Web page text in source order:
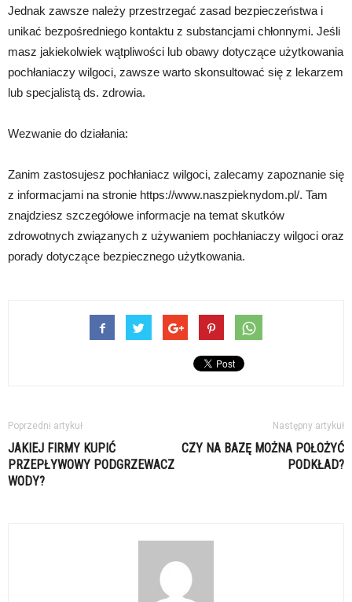
Jednak zawsze należy przestrzegać zasad bezpieczeństwa i
unikać bezpośredniego kontaktu z substancjami chłonnymi. Jeśli
masz jakiekolwiek wątpliwości lub obawy dotyczące użytkowania
pochłaniaczy wilgoci, zawsze warto skonsultować się z lekarzem
lub specjalistą ds. zdrowia.
Wezwanie do działania:
Zanim zastosujesz pochłaniacz wilgoci, zalecamy zapoznanie się
z informacjami na stronie https://www.naszpieknydom.pl/. Tam
znajdziesz szczegółowe informacje na temat skutków
zdrowotnych związanych z używaniem pochłaniaczy wilgoci oraz
porady dotyczące bezpiecznego użytkowania.
Poprzedni artykuł
JAKIEJ FIRMY KUPIĆ
PRZEPŁYWOWY PODGRZEWACZ
WODY?
Następny artykuł
CZY NA BAZĘ MOŻNA POŁOŻYĆ
PODKŁAD?